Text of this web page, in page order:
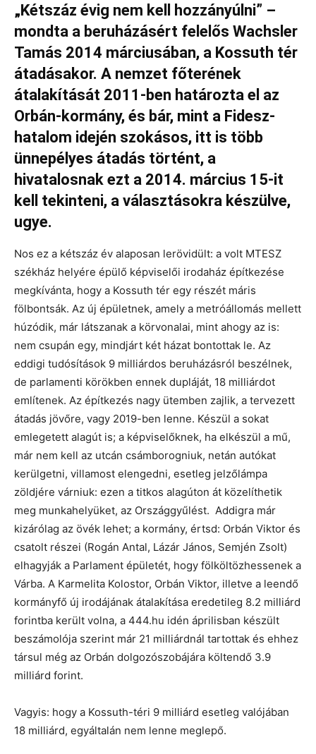
„Kétszáz évig nem kell hozzányúlni” –
mondta a beruházásért felelős Wachsler
Tamás 2014 márciusában, a Kossuth tér
átadásakor. A nemzet főterének
átalakítását 2011-ben határozta el az
Orbán-kormány, és bár, mint a Fidesz-
hatalom idején szokásos, itt is több
ünnepélyes átadás történt, a
hivatalosnak ezt a 2014. március 15-it
kell tekinteni, a választásokra készülve,
ugye.
Nos ez a kétszáz év alaposan lerövidült: a volt MTESZ
székház helyére épülő képviselői irodaház építkezése
megkívánta, hogy a Kossuth tér egy részét máris
fölbontsák. Az új épületnek, amely a metróállomás mellett
húzódik, már látszanak a körvonalai, mint ahogy az is:
nem csupán egy, mindjárt két házat bontottak le. Az
eddigi tudósítások 9 milliárdos beruházásról beszélnek,
de parlamenti körökben ennek dupláját, 18 milliárdot
említenek. Az építkezés nagy ütemben zajlik, a tervezett
átadás jövőre, vagy 2019-ben lenne. Készül a sokat
emlegetett alagút is; a képviselőknek, ha elkészül a mű,
már nem kell az utcán csámborogniuk, netán autókat
kerülgetni, villamost elengedni, esetleg jelzőlámpa
zöldjére várniuk: ezen a titkos alagúton át közelíthetik
meg munkahelyüket, az Országgyűlést. Addigra már
kizárólag az övék lehet; a kormány, értsd: Orbán Viktor és
csatolt részei (Rogán Antal, Lázár János, Semjén Zsolt)
elhagyják a Parlament épületét, hogy fölköltözhessenek a
Várba. A Karmelita Kolostor, Orbán Viktor, illetve a leendő
kormányfő új irodájának átalakítása eredetileg 8.2 milliárd
forintba került volna, a 444.hu idén áprilisban készült
beszámolója szerint már 21 milliárdnál tartottak és ehhez
társul még az Orbán dolgozószobájára költendő 3.9
milliárd forint.
Vagyis: hogy a Kossuth-téri 9 milliárd esetleg valójában
18 milliárd, egyáltalán nem lenne meglepő.